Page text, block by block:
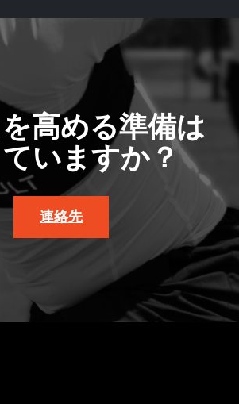
高める準備は
いますか？
連絡先